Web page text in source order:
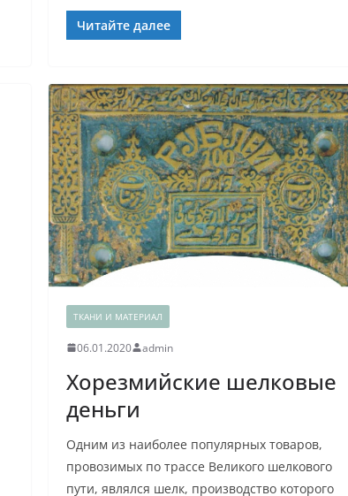
Читайте далее
ТКАНИ И МАТЕРИАЛ
06.01.2020 admin
Хорезмийские шелковые
деньги
Одним из наиболее популярных товаров,
провозимых по трассе Великого шелкового
пути, являлся шелк, производство которого